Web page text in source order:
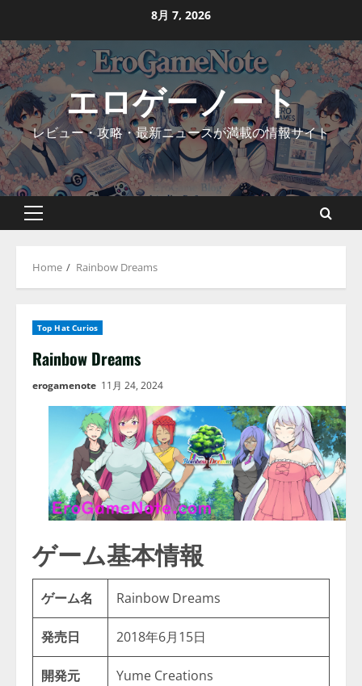
content
8月 7, 2026
エロゲーノート
レビュー・攻略・最新ニュースが満載の情報サイト
Primary
Home Rainbow Dreams
Top Hat Curios
Rainbow Dreams
erogamenote 11月 24, 2024
ゲーム基本情報
ゲーム名 Rainbow Dreams
発売日 2018年6月15日
開発元 Yume Creations